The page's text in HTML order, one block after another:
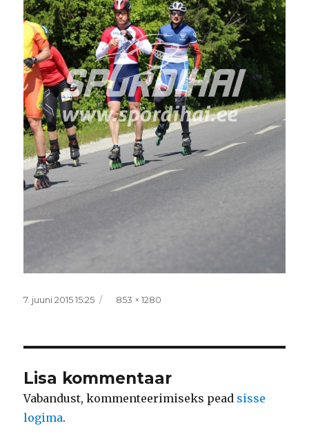
Postitatud
7. juuni 2015 15:25 Täissuurus
853 × 1280
Lisa kommentaar
Vabandust, kommenteerimiseks pead sisse
logima.